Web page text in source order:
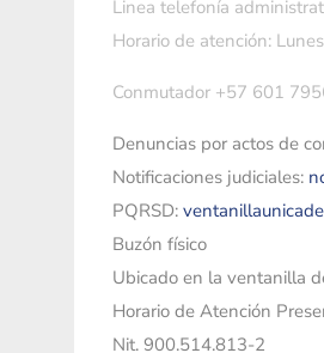
Linea telefonía
Horario de atención:
Conmutador +57 601
Denuncias por actos de
Notificaciones judiciales:
PQRSD:
Buzón físico
Ubicado en la ventanilla
Horario de Atención
Nit. 900.514.813-2